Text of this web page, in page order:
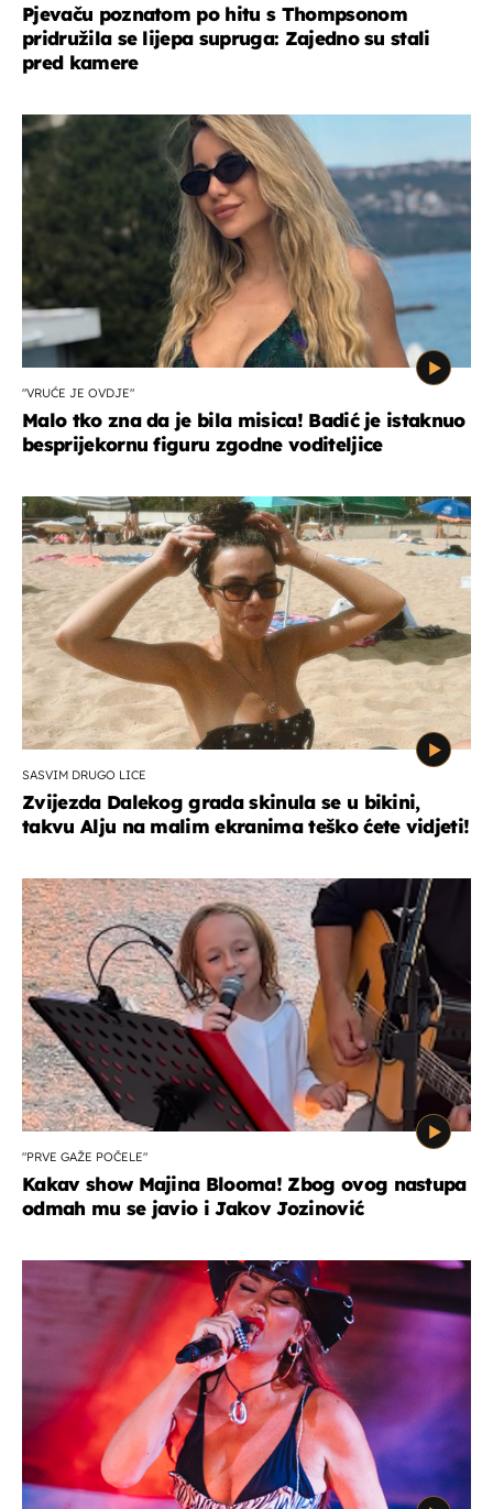
Pjevaču poznatom po hitu s Thompsonom
pridružila se lijepa supruga: Zajedno su stali
pred kamere
"VRUĆE JE OVDJE"
Malo tko zna da je bila misica! Badić je istaknuo
besprijekornu figuru zgodne voditeljice
SASVIM DRUGO LICE
Zvijezda Dalekog grada skinula se u bikini,
takvu Alju na malim ekranima teško ćete vidjeti!
"PRVE GAŽE POČELE"
Kakav show Majina Blooma! Zbog ovog nastupa
odmah mu se javio i Jakov Jozinović